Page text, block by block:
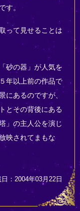
す。
って見せることは
砂の器」が人気を
年以上前の作品で
にあるのですが、
とその背後にある
」の主人公を演じ
映されてまもな
：2004年03月22日